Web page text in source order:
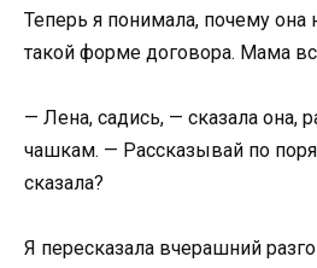
Теперь я понимала, почему она
такой форме договора. Мама
— Лена, садись, — сказала она,
чашкам. — Рассказывай по
сказала?
Я пересказала вчерашний